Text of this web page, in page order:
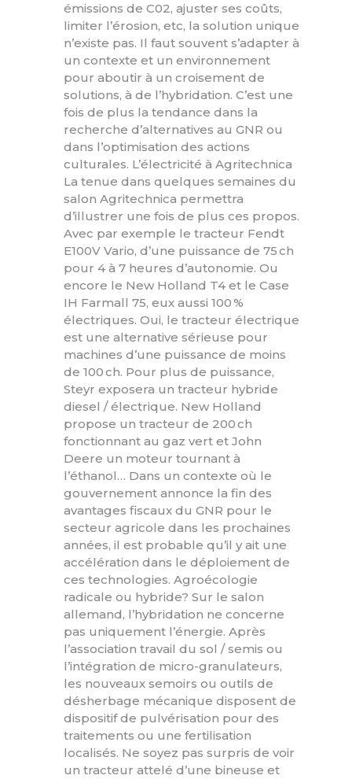
émissions de C02, ajuster ses coûts,
limiter l’érosion, etc, la solution unique
n’existe pas. Il faut souvent s’adapter à
un contexte et un environnement
pour aboutir à un croisement de
solutions, à de l’hybridation. C’est une
fois de plus la tendance dans la
recherche d’alternatives au GNR ou
dans l’optimisation des actions
culturales. L’électricité à Agritechnica
La tenue dans quelques semaines du
salon Agritechnica permettra
d’illustrer une fois de plus ces propos.
Avec par exemple le tracteur Fendt
E100V Vario, d’une puissance de 75 ch
pour 4 à 7 heures d’autonomie. Ou
encore le New Holland T4 et le Case
IH Farmall 75, eux aussi 100 %
électriques. Oui, le tracteur électrique
est une alternative sérieuse pour
machines d’une puissance de moins
de 100 ch. Pour plus de puissance,
Steyr exposera un tracteur hybride
diesel / électrique. New Holland
propose un tracteur de 200 ch
fonctionnant au gaz vert et John
Deere un moteur tournant à
l’éthanol… Dans un contexte où le
gouvernement annonce la fin des
avantages fiscaux du GNR pour le
secteur agricole dans les prochaines
années, il est probable qu’il y ait une
accélération dans le déploiement de
ces technologies. Agroécologie
radicale ou hybride? Sur le salon
allemand, l’hybridation ne concerne
pas uniquement l’énergie. Après
l’association travail du sol / semis ou
l’intégration de micro-granulateurs,
les nouveaux semoirs ou outils de
désherbage mécanique disposent de
dispositif de pulvérisation pour des
traitements ou une fertilisation
localisés. Ne soyez pas surpris de voir
un tracteur attelé d’une bineuse et